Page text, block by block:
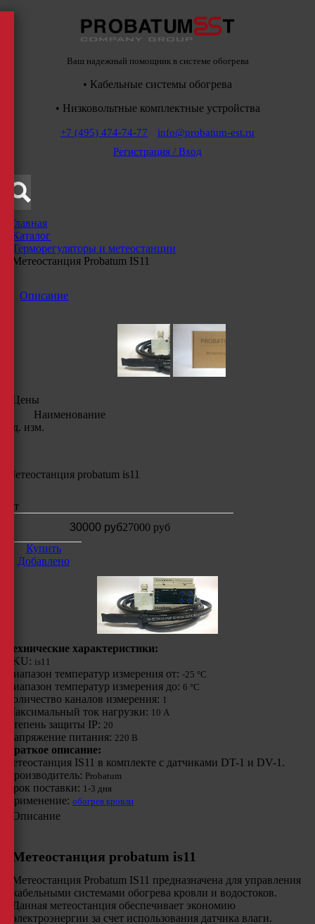
Ваш надежный помощник в системе обогрева
• Кабельные системы обогрева
• Низковольтные комплектные устройства
+7 (495) 474-74-77
info@probatum-est.ru
Регистрация / Вход
Главная
Каталог
Терморегуляторы и метеостанции
Метеостанция Probatum IS11
Описание
Цены
Наименование
Ед. изм.
Метеостанция probatum is11
шт
30000 руб27000руб
Купить
Добавлено
Технические характеристики:
SKU: is11
Диапазон температур измерения от: -25 °C
Диапазон температур измерения до: 6 °C
Количество каналов измерения: 1
Максимальный ток нагрузки: 10 A
Степень защиты IP: 20
Напряжение питания: 220 B
Краткое описание:
метеостанция IS11 в комплекте с датчиками DT-1 и DV-1.
Производитель: Probatum
Срок поставки: 1-3 дня
Применение: обогрев кровли
Описание
Метеостанция probatum is11
Метеостанция Probatum IS11 предназначена для управления
кабельными системами обогрева кровли и водостоков.
Данная метеостанция обеспечивает экономию
электроэнергии за счет использования датчика влаги.